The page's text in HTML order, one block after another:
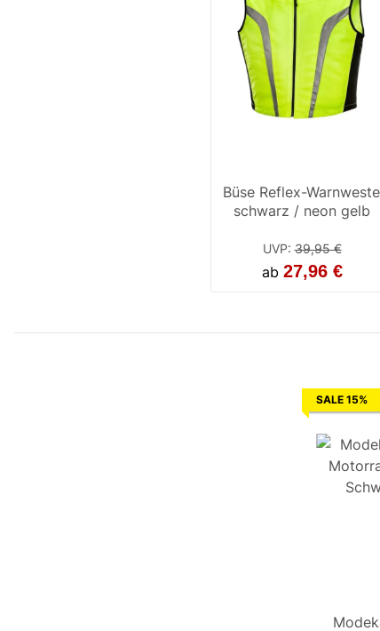
Büse Reflex-Warnweste
schwarz / neon gelb
UVP:39,95 €
ab 27,96 €
SALE 15%